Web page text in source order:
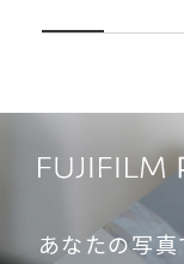
あなたの写真